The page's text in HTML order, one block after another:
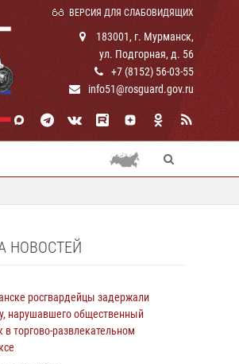
ВЕРСИЯ ДЛЯ СЛАБОВИДЯЩИХ
183001, г. Мурманск,
ул. Подгорная, д. 56
+7 (8152) 56-03-55
info51@rosguard.gov.ru
НОВОСТЕЙ
росгвардейцы задержали
нарушавшего общественный
в торгово-развлекательном